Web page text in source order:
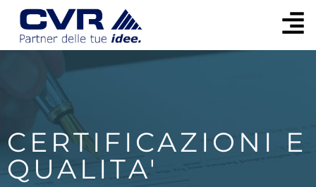
CERTIFICAZIONI E
QUALITA'